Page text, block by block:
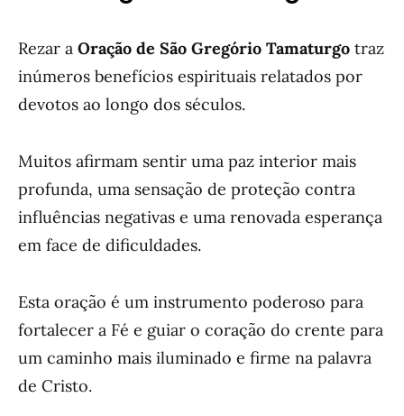
Rezar a Oração de São Gregório Tamaturgo traz
inúmeros benefícios espirituais relatados por
devotos ao longo dos séculos.
Muitos afirmam sentir uma paz interior mais
profunda, uma sensação de proteção contra
influências negativas e uma renovada esperança
em face de dificuldades.
Esta oração é um instrumento poderoso para
fortalecer a Fé e guiar o coração do crente para
um caminho mais iluminado e firme na palavra
de Cristo.